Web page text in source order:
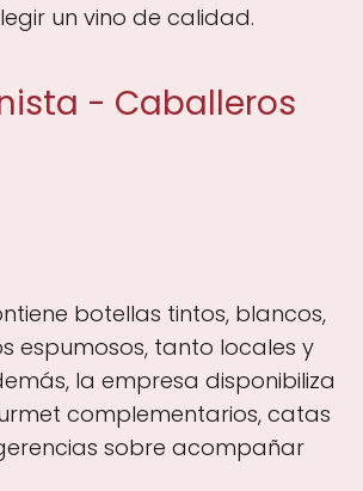
un vino de calidad.
- Caballeros
botellas tintos, blancos,
espumosos, tanto locales y
la empresa disponibiliza
complementarios, catas
sobre acompañar